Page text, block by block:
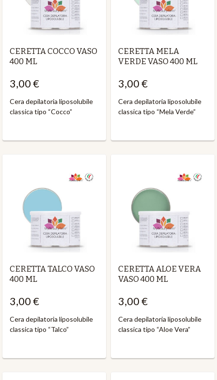
CERETTA COCCO VASO
400 ML
3,00 €
Cera depilatoria liposolubile
classica tipo “Cocco”
CERETTA MELA
VERDE VASO 400 ML
3,00 €
Cera depilatoria liposolubile
classica tipo “Mela Verde”
CERETTA TALCO VASO
400 ML
3,00 €
Cera depilatoria liposolubile
classica tipo “Talco”
CERETTA ALOE VERA
VASO 400 ML
3,00 €
Cera depilatoria liposolubile
classica tipo “Aloe Vera”